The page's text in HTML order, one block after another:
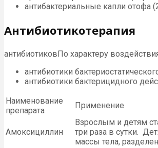
антибактериальные капли отофа
Антибиотикотерапия
антибиотиковПо характеру
антибиотики
антибиотики бактерицидного
Наименование
препарата
Применение
Амоксициллин
Взрослым и детям
три раза в сутки.
массы тела,